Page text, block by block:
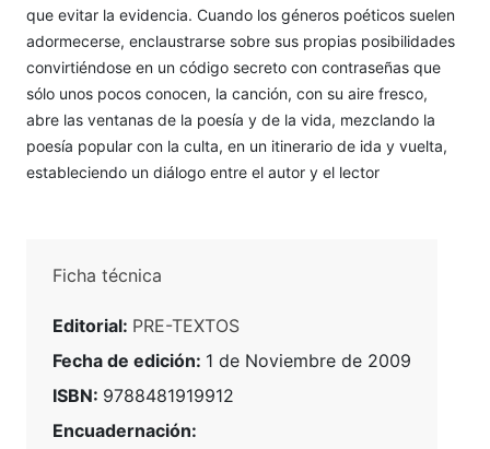
que evitar la evidencia. Cuando los géneros poéticos suelen
adormecerse, enclaustrarse sobre sus propias posibilidades
convirtiéndose en un código secreto con contraseñas que
sólo unos pocos conocen, la canción, con su aire fresco,
abre las ventanas de la poesía y de la vida, mezclando la
poesía popular con la culta, en un itinerario de ida y vuelta,
estableciendo un diálogo entre el autor y el lector
Ficha técnica
Editorial: PRE-TEXTOS
Fecha de edición: 1 de Noviembre de 2009
ISBN: 9788481919912
Encuadernación: